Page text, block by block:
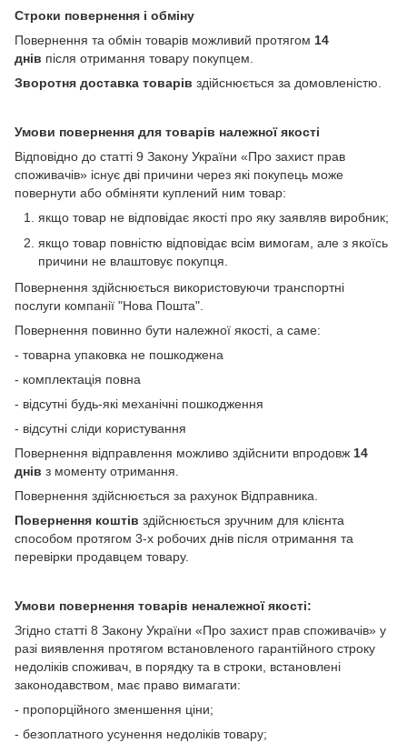
Строки повернення і обміну
Повернення та обмін товарів можливий протягом 14
днів після отримання товару покупцем.
Зворотня доставка товарів здійснюється за домовленістю.
Умови повернення для товарів належної якості
Відповідно до статті 9 Закону України «Про захист прав
споживачів» існує дві причини через які покупець може
повернути або обміняти куплений ним товар:
якщо товар не відповідає якості про яку заявляв виробник;
якщо товар повністю відповідає всім вимогам, але з якоїсь
причини не влаштовує покупця.
Повернення здійснюється використовуючи транспортні
послуги компанії "Нова Пошта".
Повернення повинно бути належної якості, а саме:
- товарна упаковка не пошкоджена
- комплектація повна
- відсутні будь-які механічні пошкодження
- відсутні сліди користування
Повернення відправлення можливо здійснити впродовж 14
днів з моменту отримання.
Повернення здійснюється за рахунок Відправника.
Повернення коштів здійснюється зручним для клієнта
способом протягом 3-х робочих днів після отримання та
перевірки продавцем товару.
Умови повернення товарів неналежної якості:
Згідно статті 8 Закону України «Про захист прав споживачів» у
разі виявлення протягом встановленого гарантійного строку
недоліків споживач, в порядку та в строки, встановлені
законодавством, має право вимагати:
- пропорційного зменшення ціни;
- безоплатного усунення недоліків товару;